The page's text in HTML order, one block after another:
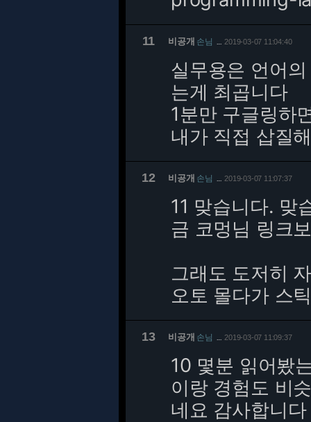
11 비공개 손님 2019-03-07 11:04:40
실무용은 언어
는게 최곱니다
1분만 구글링하
내가 직접 삽질
12 비공개 손님 2019-03-07 11:07:37
11 맞습니다. 맞
금 코멍님 링크
그래도 도저히
오토 몰다가 스
13 비공개 손님 2019-03-07 11:09:37
10 몇분 읽어봤
이랑 경험도 비
네요 감사합니다